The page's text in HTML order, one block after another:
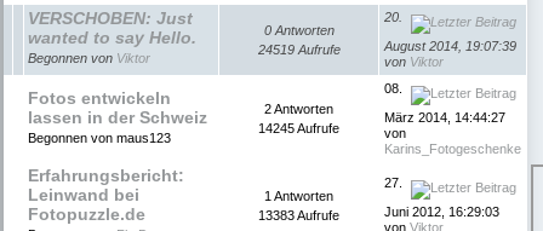
VERSCHOBEN: Just
wanted to say Hello.
Begonnen von Viktor
0 Antworten
24519 Aufrufe
20.
August 2014, 19:07:39
von Viktor
Fotos entwickeln
lassen in der Schweiz
Begonnen von maus123
2 Antworten
14245 Aufrufe
08.
März 2014, 14:44:27
von
Karins_Fotogeschenke
Erfahrungsbericht:
Leinwand bei
Fotopuzzle.de
1 Antworten
13383 Aufrufe
27.
Juni 2012, 16:29:03
von Viktor